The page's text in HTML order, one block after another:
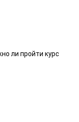
ли пройти курс